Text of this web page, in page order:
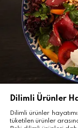
Dilimli Ürünler
Dilimli ürünler
tüketilen ürünler